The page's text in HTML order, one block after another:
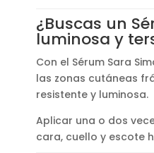
¿Buscas un
luminosa y
Con el Sérum Sara
las zonas cutáneas
resistente y luminosa.
Aplicar una o dos
cara, cuello y escote